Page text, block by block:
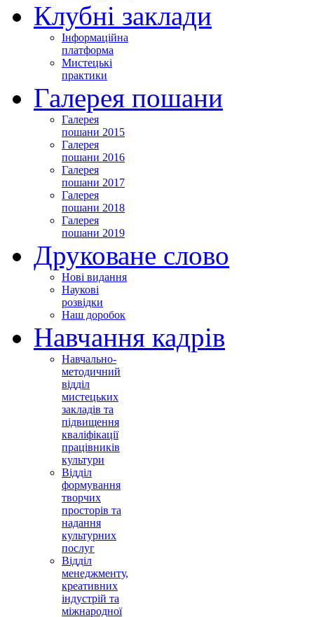
Клубні заклади
Інформаційна
платформа
Мистецькі
практики
Галерея пошани
Галерея
пошани 2015
Галерея
пошани 2016
Галерея
пошани 2017
Галерея
пошани 2018
Галерея
пошани 2019
Друковане слово
Нові видання
Наукові
розвідки
Наш доробок
Навчання кадрів
Навчально-
методичний
відділ
мистецьких
закладів та
підвищення
кваліфікації
працівників
культури
Відділ
формування
творчих
просторів та
надання
культурних
послуг
Відділ
менеджменту,
креативних
індустрій та
міжнародної